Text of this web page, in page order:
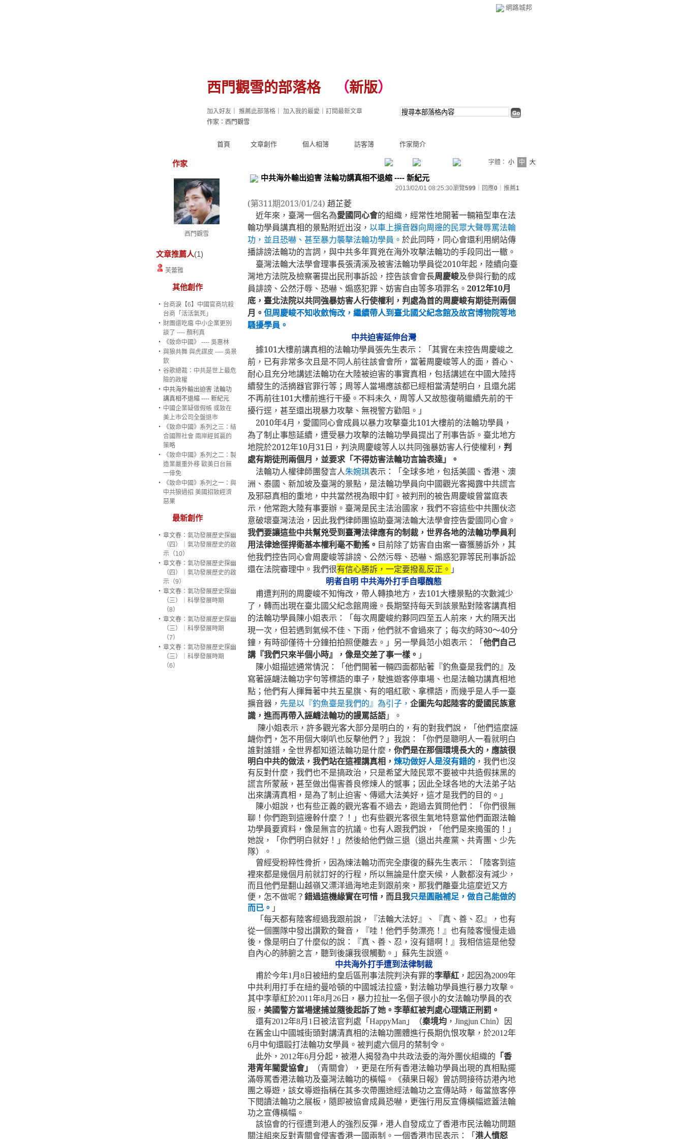
網路城邦
西門觀雪的部落格（新版）
首頁 文章創作 個人相簿 訪客簿 作家簡介
加入好友 推薦此部落格 加入我的最愛
訂閱最新文章
作家：西門觀雪
作家
西門觀雪
文章推薦人(1)
芙蕾雅
其他創作
‧ 台商淚【6】中國官商坑殺
台商「活活氣死」
‧ 財團還吃癟 中小企業更別
談了 ---- 顏利真
‧
《致命中國》 ---- 吳惠林
‧ 與狼共舞 與虎謀皮 ---- 吳景
欽
‧ 谷歌總裁：中共是世上最危
險的政權
‧ 中共海外輸出迫害 法輪功
講真相不退縮 ---- 新紀元
‧ 中國企業疑做假帳 或致在
美上市公司全盤退市
‧
《致命中國》系列之三：結
合國際社會 兩岸經貿贏的
策略
‧
《致命中國》系列之二：製
造業嚴重外移 歐美日台無
一倖免
‧
《致命中國》系列之一：與
中共狼過招 美國招致經濟
惡果
最新創作
‧ 章文春：氣功發展歷史探幽
（四）｜氣功發展歷史的啟
示（10）
‧ 章文春：氣功發展歷史探幽
（四）｜氣功發展歷史的啟
示（9）
‧ 章文春：氣功發展歷史探幽
（三）｜科學發展時期
（8）
‧ 章文春：氣功發展歷史探幽
（三）｜科學發展時期
（7）
‧ 章文春：氣功發展歷史探幽
（三）｜科學發展時期
（6）
字體： 小 中 大
中共海外輸出迫害 法輪功講真相不退縮 ---- 新紀元
2013/02/01 08:25:30瀏覽599 ｜回應0 ｜推薦1
(第311期2013/01/24) 趙芷菱
近年來，臺灣一個名為愛國同心會的組織，經常性地開著一輛箱型車在法
輪功學員講真相的景點附近出沒， 以車上擴音器向周邊的民眾大聲辱罵法輪
功，並且恐嚇、甚至暴力襲擊法輪功學員。 於此同時，同心會還利用網站傳
播誹謗法輪功的言詞，與中共多年買兇在海外攻擊法輪功的手段同出一轍。
臺灣法輪大法學會理事長張清溪及被害法輪功學員從2010年起，陸續向臺
灣地方法院及檢察署提出民刑事訴訟，控告該會會長周慶峻及參與行動的成
員誹謗、公然汙辱、恐嚇、煽惑犯罪、妨害自由等多項罪名。 2012年10月
底，臺北法院以共同強暴妨害人行使權利，判處為首的周慶峻有期徒刑兩個
月。 但周慶峻不知收斂悔改，繼續帶人到臺北國父紀念館及故宮博物院等地
騷擾學員。
中共迫害延伸台灣
據101大樓前講真相的法輪功學員張先生表示：「其實在未控告周慶峻之
前，已有非常多次且是不同人前往該會會所，當著周慶峻等人的面，善心、
耐心且充分地講述法輪功在大陸被迫害的事實真相，包括講述在中國大陸持
續發生的活摘器官罪行等；周等人當場應該都已經相當清楚明白，且還允諾
不再前往101大樓前進行干擾。不料未久，周等人又故態復萌繼續先前的干
擾行逕，甚至還出現暴力攻擊、無視警方勸阻。」
2010年4月，愛國同心會成員以暴力攻擊臺北101大樓前的法輪功學員，
為了制止事態延續，遭受暴力攻擊的法輪功學員提出了刑事告訴。臺北地方
地院於2012年10月31日，判決周慶峻等人以共同強暴妨害人行使權利， 判
處有期徒刑兩個月，並要求「不得妨害法輪功言論表達」。
法輪功人權律師團發言人朱婉琪表示：「全球多地，包括美國、香港、澳
洲、泰國、新加坡及臺灣的景點，是法輪功學員向中國觀光客揭露中共謊言
及邪惡真相的重地，中共當然視為眼中釘。被判刑的被告周慶峻曾當庭表
示，他常跑大陸有事要辦。臺灣是民主法治國家，我們不容這些中共團伙恣
意破壞臺灣法治，因此我們律師團協助臺灣法輪大法學會控告愛國同心會。
我們要讓這些中共幫兇受到臺灣法律應有的制裁，世界各地的法輪功學員利
用法律途徑捍衛基本權利毫不動搖。 目前除了妨害自由案一審獲勝訴外，其
他我們控告同心會周慶峻等誹謗、公然污辱、恐嚇、煽惑犯罪等民刑事訴訟
還在法院審理中。我們很有信心勝訴，一定要撥亂反正。 」
明者自明 中共海外打手自曝醜態
甫遭判刑的周慶峻不知悔改，帶人轉換地方，去101大樓景點的次數減少
了，轉而出現在臺北國父紀念館周邊。長期堅持每天到該景點對陸客講真相
的法輪功學員陳小姐表示：「每次周慶峻約夥同四至五人前來，大約隔天出
現一次，但若遇到氣候不佳、下雨，他們就不會過來了；每次約時30～40分
鐘，有時卻僅待十分鐘拍拍照便離去。」另一學員范小姐表示：「他們自己
講『我們只來半個小時』，像是交差了事一樣。 」
陳小姐描述通常情況：「他們開著一輛四面都貼著『釣魚臺是我們的』及
寫著誣衊法輪功字句等標語的車子，駛進遊客停車場、也是法輪功講真相地
點；他們有人揮舞著中共五星旗、有的唱紅歌、拿標語，而幾乎是人手一臺
擴音器， 先是以『釣魚臺是我們的』為引子， 企圖先勾起陸客的愛國民族意
識，進而再帶入誣衊法輪功的謾罵話語」。
陳小姐表示，許多觀光客大部分是明白的，有的對我們說，「他們這麼誣
衊你們，怎不用個大喇叭也反擊他們？」我說：「你們是聰明人一看就明白
誰對誰錯，全世界都知道法輪功是什麼， 你們是在那個環境長大的，應該很
明白中共的做法，我們站在這裡講真相， 煉功做好人是沒有錯的 ，我們也沒
有反對什麼，我們也不是搞政治，只是希望大陸民眾不要被中共造假抹黑的
謊言所蒙蔽，甚至做出傷害善良修煉人的憾事；因此全球各地的大法弟子站
出來講清真相，是為了制止迫害、傳遞大法美好，這才是我們的目的。」
陳小姐說，也有些正義的觀光客看不過去，跑過去質問他們：「你們很無
聊！你們跑到這邊幹什麼？！」也有些觀光客很生氣地特意當他們面跟法輪
功學員要資料，像是無言的抗議。也有人跟我們說，「他們是來搗蛋的！」
她說，「你們明白就好！」然後給他們做三退（退出共產黨、共青團、少先
隊）。
曾經受粉粹性骨折，因為煉法輪功而完全康復的蘇先生表示：「陸客到這
裡來都是幾個月前就訂好的行程，所以無論是什麼天候，人數都沒有減少，
而且他們是翻山越嶺又漂洋過海地走到跟前來，那我們離臺北這麼近又方
便，怎不做呢？錯過這機緣實在可惜，而且我只是圓融補足，做自己能做的
而已。 」
「每天都有陸客經過我跟前說，『法輪大法好』、『真、善、忍』，也有
從一個團隊中發出讚歎的聲音，『哇！他們手勢漂亮！』也有陸客慢慢走過
後，像是明白了什麼似的說：『真、善、忍，沒有錯啊！』我相信這是他發
自內心的肺腑之言，聽到後讓我很觸動。」蘇先生說道。
中共海外打手遭到法律制裁
甫於今年1 月8日被紐約皇后區刑事法院判決有罪的李華紅 ，起因為2009年
中共利用打手在紐約曼哈頓的中國城法拉盛，對法輪功學員進行暴力攻擊。
其中李華紅於2011年8月26日，暴力拉扯一名個子很小的女法輪功學員的衣
服， 美國警方當場逮捕並隨後起訴了她。李華紅被判處心理矯正刑罰。
還有2012年8月1 日被法官判處「HappyMan 」（秦境均 ， Jingjun Chin）因
在舊金山中國城街頭對講清真相的法輪功團體進行長期仇恨攻擊，於2012年
6月中旬還毆打法輪功女學員。被判處六個月的禁制令。
此外， 2012年6月分起，被港人揭發為中共政法委的海外團伙組織的 「香
港青年關愛協會」
（青關會），更是在所有香港法輪功學員出現的真相點擺
滿辱罵香港法輪功及臺灣法輪功的橫幅。《蘋果日報》曾訪問接待訪港內地
團之導遊，該女導遊指稱在其多次帶團途經法輪功之宣傳站時，每當旅客停
下閱讀法輪功之展板，隨即被協會成員恐嚇，更強行用反宣傳橫幅遮蓋法輪
功之宣傳橫幅。
該協會的行徑遭到港人的強烈反彈，港人自發成立了香港市民法輪功問題
關注組來反對青關會侵害香港一國兩制。一個香港市民表示：「港人憤怒